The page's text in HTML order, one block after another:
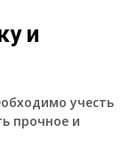
и
учесть
прочное и